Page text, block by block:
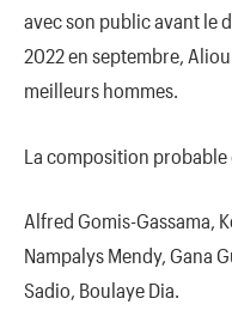
avec son public avant le
2022 en septembre,
meilleurs hommes.
La composition probable
Alfred Gomis-Gassama,
Nampalys Mendy, Gana
Sadio, Boulaye Dia.